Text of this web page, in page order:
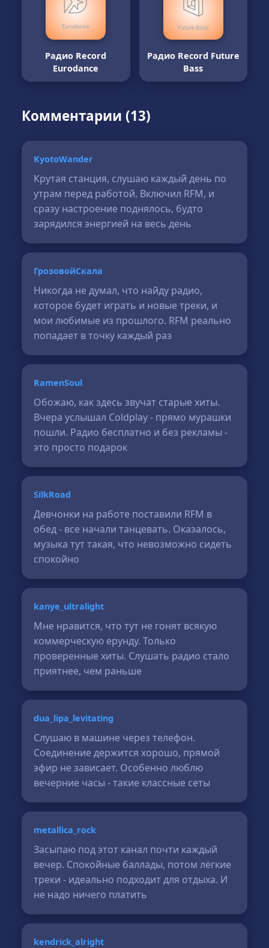
Радио Record
Eurodance
Радио Record Future
Bass
Комментарии (13)
KyotoWander
Крутая станция, слушаю каждый день по
утрам перед работой. Включил RFM, и
сразу настроение поднялось, будто
зарядился энергией на весь день
ГрозовойСкала
Никогда не думал, что найду радио,
которое будет играть и новые треки, и
мои любимые из прошлого. RFM реально
попадает в точку каждый раз
RamenSoul
Обожаю, как здесь звучат старые хиты.
Вчера услышал Coldplay - прямо мурашки
пошли. Радио бесплатно и без рекламы -
это просто подарок
SilkRoad
Девчонки на работе поставили RFM в
обед - все начали танцевать. Оказалось,
музыка тут такая, что невозможно сидеть
спокойно
kanye_ultralight
Мне нравится, что тут не гонят всякую
коммерческую ерунду. Только
проверенные хиты. Слушать радио стало
приятнее, чем раньше
dua_lipa_levitating
Слушаю в машине через телефон.
Соединение держится хорошо, прямой
эфир не зависает. Особенно люблю
вечерние часы - такие классные сеты
metallica_rock
Засыпаю под этот канал почти каждый
вечер. Спокойные баллады, потом лёгкие
треки - идеально подходит для отдыха. И
не надо ничего платить
kendrick_alright